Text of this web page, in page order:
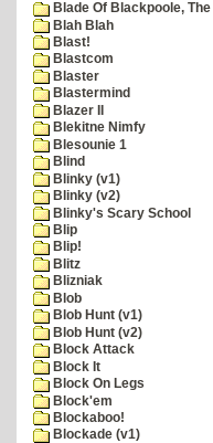
Blade Of Blackpoole, The
Blah Blah
Blast!
Blastcom
Blaster
Blastermind
Blazer II
Blekitne Nimfy
Blesounie 1
Blind
Blinky (v1)
Blinky (v2)
Blinky's Scary School
Blip
Blip!
Blitz
Blizniak
Blob
Blob Hunt (v1)
Blob Hunt (v2)
Block Attack
Block It
Block On Legs
Block'em
Blockaboo!
Blockade (v1)